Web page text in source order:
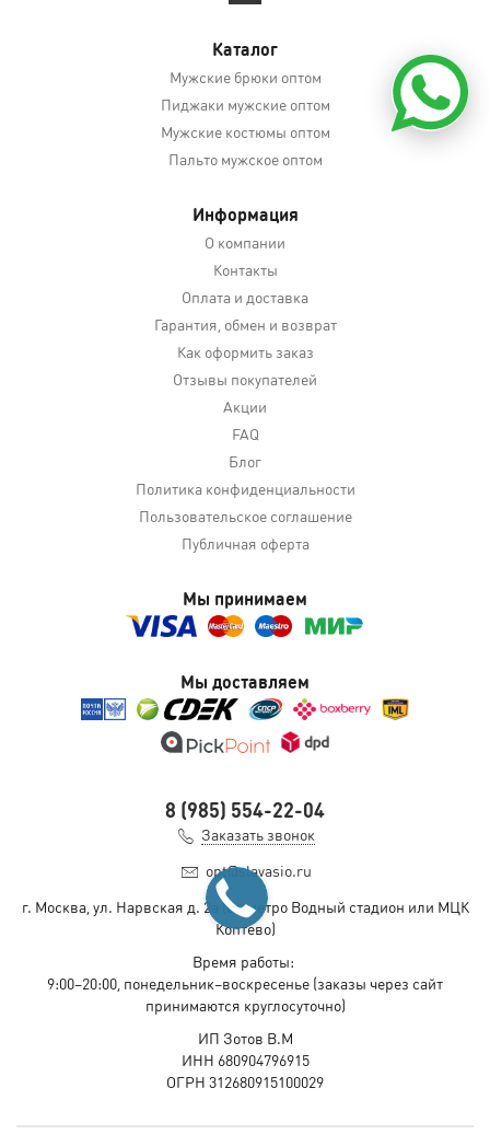
Каталог
Мужские брюки оптом
Пиджаки мужские оптом
Мужские костюмы оптом
Пальто мужское оптом
Информация
О компании
Контакты
Оплата и доставка
Гарантия, обмен и возврат
Как оформить заказ
Отзывы покупателей
Акции
FAQ
Блог
Политика конфиденциальности
Пользовательское соглашение
Публичная оферта
Мы принимаем
Мы доставляем
8 (985) 554-22-04
Заказать звонок
opt@slavasio.ru
г. Москва, ул. Нарвская д. 2а
(ст. метро Водный стадион или МЦК
Коптево)
Время работы:
9:00–20:00, понедельник–воскресенье (заказы через сайт
принимаются круглосуточно)
ИП Зотов В.М
ИНН 680904796915
ОГРН 312680915100029